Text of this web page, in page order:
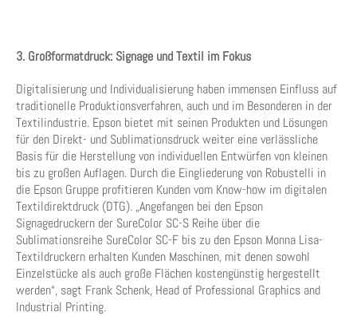
3. Großformatdruck: Signage und Textil im Fokus
Digitalisierung und Individualisierung haben immensen Einfluss auf
traditionelle Produktionsverfahren, auch und im Besonderen in der
Textilindustrie. Epson bietet mit seinen Produkten und Lösungen
für den Direkt- und Sublimationsdruck weiter eine verlässliche
Basis für die Herstellung von individuellen Entwürfen von kleinen
bis zu großen Auflagen. Durch die Eingliederung von Robustelli in
die Epson Gruppe profitieren Kunden vom Know-how im digitalen
Textildirektdruck (DTG). „Angefangen bei den Epson
Signagedruckern der SureColor SC-S Reihe über die
Sublimationsreihe SureColor SC-F bis zu den Epson Monna Lisa-
Textildruckern erhalten Kunden Maschinen, mit denen sowohl
Einzelstücke als auch große Flächen kostengünstig hergestellt
werden“, sagt Frank Schenk, Head of Professional Graphics and
Industrial Printing.